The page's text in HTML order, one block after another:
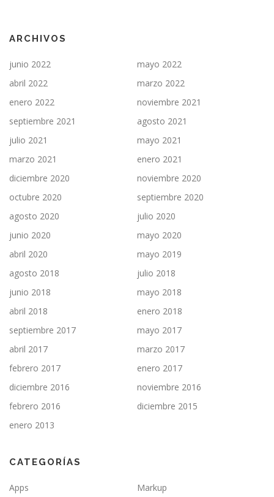
ARCHIVOS
junio 2022
mayo 2022
abril 2022
marzo 2022
enero 2022
noviembre 2021
septiembre 2021
agosto 2021
julio 2021
mayo 2021
marzo 2021
enero 2021
diciembre 2020
noviembre 2020
octubre 2020
septiembre 2020
agosto 2020
julio 2020
junio 2020
mayo 2020
abril 2020
mayo 2019
agosto 2018
julio 2018
junio 2018
mayo 2018
abril 2018
enero 2018
septiembre 2017
mayo 2017
abril 2017
marzo 2017
febrero 2017
enero 2017
diciembre 2016
noviembre 2016
febrero 2016
diciembre 2015
enero 2013
CATEGORÍAS
Apps
Markup